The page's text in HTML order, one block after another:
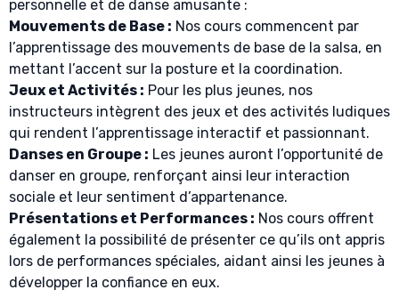
personnelle et de danse amusante :
Mouvements de Base : Nos cours commencent par
l’apprentissage des mouvements de base de la salsa, en
mettant l’accent sur la posture et la coordination.
Jeux et Activités : Pour les plus jeunes, nos
instructeurs intègrent des jeux et des activités ludiques
qui rendent l’apprentissage interactif et passionnant.
Danses en Groupe : Les jeunes auront l’opportunité de
danser en groupe, renforçant ainsi leur interaction
sociale et leur sentiment d’appartenance.
Présentations et Performances : Nos cours offrent
également la possibilité de présenter ce qu’ils ont appris
lors de performances spéciales, aidant ainsi les jeunes à
développer la confiance en eux.